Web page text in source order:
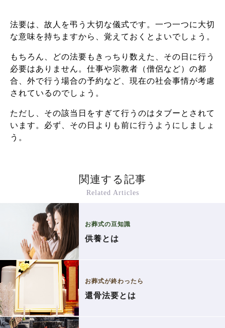
法要は、故人を弔う大切な儀式です。一つ一つに大切
な意味を持ちますから、覚えておくとよいでしょう。
もちろん、どの法要もきっちり数えた、その日に行う
必要はありません。仕事や宗教者（僧侶など）の都
合、外で行う場合の予約など、現在の社会事情が考慮
されているのでしょう。
ただし、その該当日をすぎて行うのはタブーとされて
います。必ず、その日よりも前に行うようにしましょ
う。
関連する記事
Related Articles
お葬式の豆知識
供養とは
お葬式が終わったら
還骨法要とは